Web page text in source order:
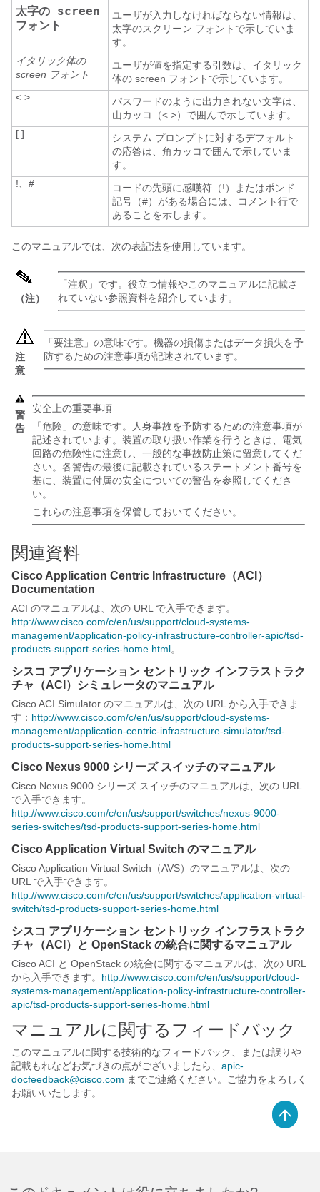
太字の screen
フォント
ユーザが入力しなければならない情報は、
太字のスクリーン フォントで示していま
す。
イタリック体の
screen フォント
ユーザが値を指定する引数は、イタリック
体の screen フォントで示しています。
< >
パスワードのように出力されない文字は、
山カッコ（< >）で囲んで示しています。
[ ]
システム プロンプトに対するデフォルト
の応答は、角カッコで囲んで示していま
す。
!、#
コードの先頭に感嘆符（!）またはポンド
記号（#）がある場合には、コメント行で
あることを示します。
このマニュアルでは、次の表記法を使用しています。
（注）
「 注釈 」です。役立つ情報やこのマニュアルに記載さ
れていない参照資料を紹介しています。
注
意
「 要注意 」の意味です。機器の損傷またはデータ損失を予
防するための注意事項が記述されています。
警
告
安全上の重要事項
「危険」の意味です。人身事故を予防するための注意事項が
記述されています。装置の取り扱い作業を行うときは、電気
回路の危険性に注意し、一般的な事故防止策に留意してくだ
さい。各警告の最後に記載されているステートメント番号を
基に、装置に付属の安全についての警告を参照してくださ
い。
これらの注意事項を保管しておいてください。
関連資料
Cisco Application Centric Infrastructure（ACI）
Documentation
ACI のマニュアルは、次の URL で入手できます。
http://www.cisco.com/c/en/us/support/cloud-systems-
management/application-policy-infrastructure-controller-apic/tsd-
products-support-series-home.html。
シスコ アプリケーション セントリック インフラストラク
チャ（ACI）シミュレータのマニュアル
Cisco ACI Simulator のマニュアルは、次の URL から入手できま
す： http://www.cisco.com/c/en/us/support/cloud-systems-
management/application-centric-infrastructure-simulator/tsd-
products-support-series-home.html
Cisco Nexus 9000 シリーズ スイッチのマニュアル
Cisco Nexus 9000 シリーズ スイッチのマニュアルは、次の URL
で入手できます。
http://www.cisco.com/c/en/us/support/switches/nexus-9000-
series-switches/tsd-products-support-series-home.html
Cisco Application Virtual Switch のマニュアル
Cisco Application Virtual Switch（AVS）のマニュアルは、次の
URL で入手できます。
http://www.cisco.com/c/en/us/support/switches/application-virtual-
switch/tsd-products-support-series-home.html
シスコ アプリケーション セントリック インフラストラク
チャ（ACI）と OpenStack の統合に関するマニュアル
Cisco ACI と OpenStack の統合に関するマニュアルは、次の URL
から入手できます。 http://www.cisco.com/c/en/us/support/cloud-
systems-management/application-policy-infrastructure-controller-
apic/tsd-products-support-series-home.html
マニュアルに関するフィードバック
このマニュアルに関する技術的なフィードバック、または誤りや
記載もれなどお気づきの点がございましたら、 apic-
docfeedback@cisco.com までご連絡ください。ご協力をよろしく
お願いいたします。